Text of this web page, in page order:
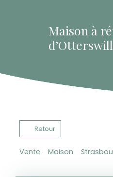
Maison à
Retour
Vente Maison